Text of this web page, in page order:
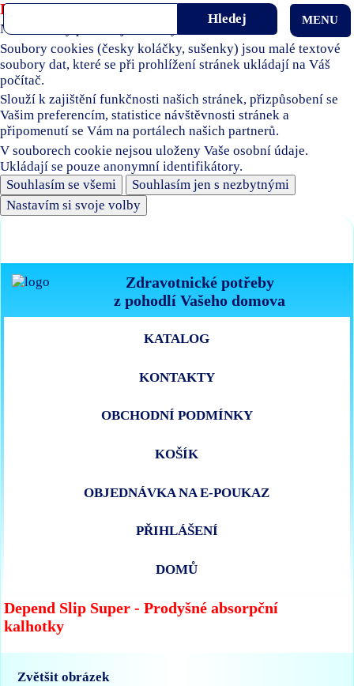
Používáme soubory cookies
Naše stránky používají soubory cookies.
Soubory cookies (česky koláčky, sušenky) jsou malé textové
soubory dat, které se při prohlížení stránek ukládají na Váš
počítač.
Slouží k zajištění funkčnosti našich stránek, přizpůsobení se
Vašim preferencím, statistice návštěvnosti stránek a
připomenutí se Vám na portálech našich partnerů.
V souborech cookie nejsou uloženy Vaše osobní údaje.
Ukládají se pouze anonymní identifikátory.
Souhlasím se všemi
Souhlasím jen s nezbytnými
Nastavím si svoje volby
Zdravotnické potřeby
z pohodlí Vašeho domova
MENU
KATALOG
KONTAKTY
OBCHODNÍ PODMÍNKY
KOŠÍK
OBJEDNÁVKA NA E-POUKAZ
PŘIHLÁŠENÍ
DOMŮ
Depend Slip Super - Prodyšné absorpční
kalhotky
Zvětšit obrázek